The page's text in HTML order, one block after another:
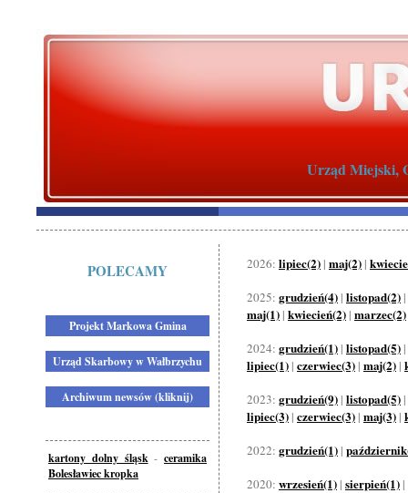
Urząd Miejski,
POLECAMY
Projekt Markowa Gmina
Urząd Skarbowy w Wałbrzychu
Archiwum newsów (kliknij)
kartony dolny śląsk - ceramika
Bolesławiec kropka
2026: lipiec(2) | maj(2) |
2025: grudzień(4) | listopad(2) |
maj(1) | kwiecień(2) | marzec(2)
2024: grudzień(1) | listopad(5) |
lipiec(1) | czerwiec(3) | maj(2) |
2023: grudzień(9) | listopad(5) |
lipiec(3) | czerwiec(3) | maj(3) |
2022: grudzień(1) |
2020: wrzesień(1) | sierpień(1) |